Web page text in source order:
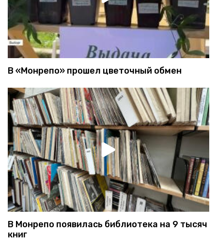
В «Монрепо» прошел цветочный обмен
В Монрепо появилась библиотека на 9 тысяч
книг